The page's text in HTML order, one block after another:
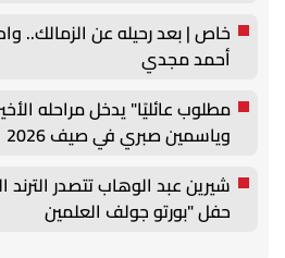
خاص | بعد رحيله عن الزمالك..
أحمد مجدي
مطلوب عائليًا" يدخل مراحله
وياسمين صبري في صيف 2026
حفل "بورتو جولف العلمين